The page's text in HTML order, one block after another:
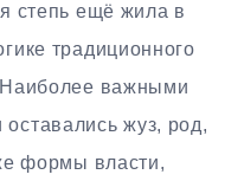
степь ещё жила в
традиционного
Наиболее важными
жуз, род,
формы власти,